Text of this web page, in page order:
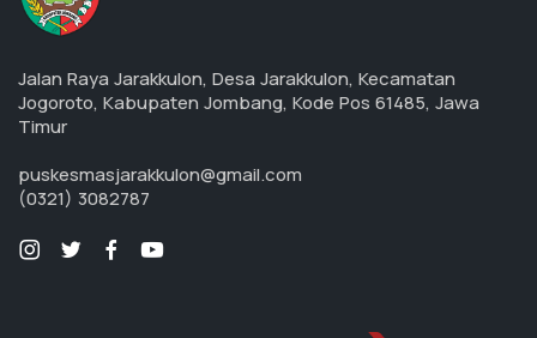
Jalan Raya Jarakkulon, Desa Jarakkulon, Kecamatan
Jogoroto, Kabupaten Jombang, Kode Pos 61485, Jawa
Timur
puskesmasjarakkulon@gmail.com
(0321) 3082787